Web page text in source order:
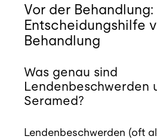
Vor der Behandlung:
Entscheidungshilfe
Behandlung
Was genau sind
Lendenbeschwerden
Seramed?
Lendenbeschwerden (oft